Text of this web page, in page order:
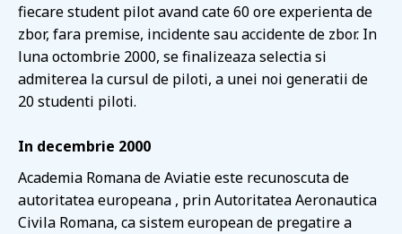
fiecare student pilot avand cate 60 ore experienta de
zbor, fara premise, incidente sau accidente de zbor. In
luna octombrie 2000, se finalizeaza selectia si
admiterea la cursul de piloti, a unei noi generatii de
20 studenti piloti.
In decembrie 2000
Academia Romana de Aviatie este recunoscuta de
autoritatea europeana , prin Autoritatea Aeronautica
Civila Romana, ca sistem european de pregatire a